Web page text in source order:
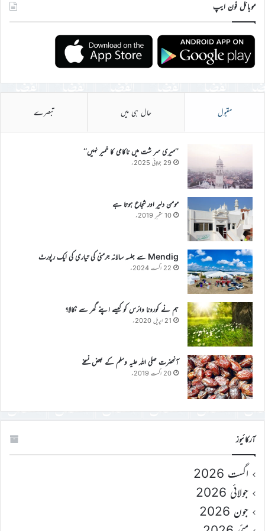
موبائل فون ایپ
مقبول حال ہی میں تبصرے
’’میری سر شت میں ناکامی کا خمیر نہیں‘‘
29 جولائی 2025ء
مومن دلیر اور شجاع ہوتا ہے
10 ستمبر 2019ء
Mendig سے جلسہ سالانہ جرمنی کی تیاری کی ایک رپورٹ
22 اگست 2024ء
ہم نے کورونا وائرس کو کیسے اپنے گھر سے نکالا؟
21 اپریل 2020ء
آنحضرت صلی اللہ علیہ وسلم کے بعض نسخے
20 اگست 2019ء
آرکائیوز
اگست 2026
جولائی 2026
جون 2026